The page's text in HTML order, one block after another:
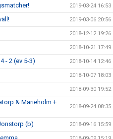
2019-03-24 16:53
2019-03-06 20:56
2018-12-12 19:26
2018-10-21 17:49
- 2 (ev 5-3) 2018-10-14 12:46
2018-10-07 18:03
2018-09-30 19:52
& Marieholm +
2018-09-24 08:35
(b) 2018-09-16 15:59